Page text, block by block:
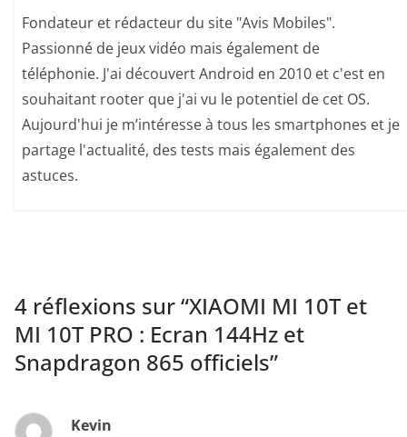
Fondateur et rédacteur du site "Avis Mobiles".
Passionné de jeux vidéo mais également de
téléphonie. J'ai découvert Android en 2010 et c'est en
souhaitant rooter que j'ai vu le potentiel de cet OS.
Aujourd'hui je m’intéresse à tous les smartphones et je
partage l'actualité, des tests mais également des
astuces.
4 réflexions sur “XIAOMI MI 10T et
MI 10T PRO : Ecran 144Hz et
Snapdragon 865 officiels”
Kevin